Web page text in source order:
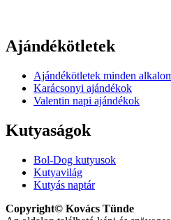
Ajándékötletek
Ajándékötletek minden
Karácsonyi ajándékok
Valentin napi ajándékok
Kutyaságok
Bol-Dog kutyusok
Kutyavilág
Kutyás naptár
Copyright© Kovács Tünde